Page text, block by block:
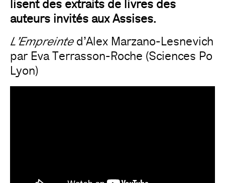
lisent des extraits de livres des
auteurs invités aux Assises.
L’Empreinted’Alex Marzano-Lesnevich
par Eva Terrasson-Roche (Sciences Po
Lyon)